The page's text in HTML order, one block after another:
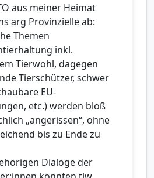
aus meiner Heimat
arg Provinzielle ab:
Themen
inkl.
Tierwohl, dagegen
Tierschützer, schwer
EU-
etc.) werden bloß
„angerissen“, ohne
bis zu Ende zu
Dialoge der